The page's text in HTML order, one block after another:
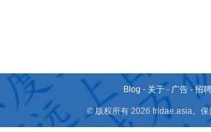
Blog - 关于 - 广告 -招
© 版权所有 2026 fridae.asia。